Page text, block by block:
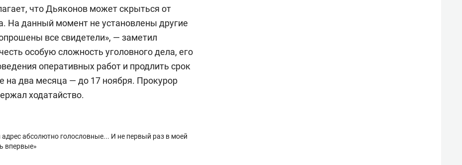
что Дьяконов может скрыться от
На данный момент не установлены другие
все свидетели», — заметил
особую сложность уголовного дела, его
оперативных работ и продлить срок
на два месяца — до 17 ноября. Прокурор
ходатайство.
абсолютно голословные... И не первый раз в моей
впервые»